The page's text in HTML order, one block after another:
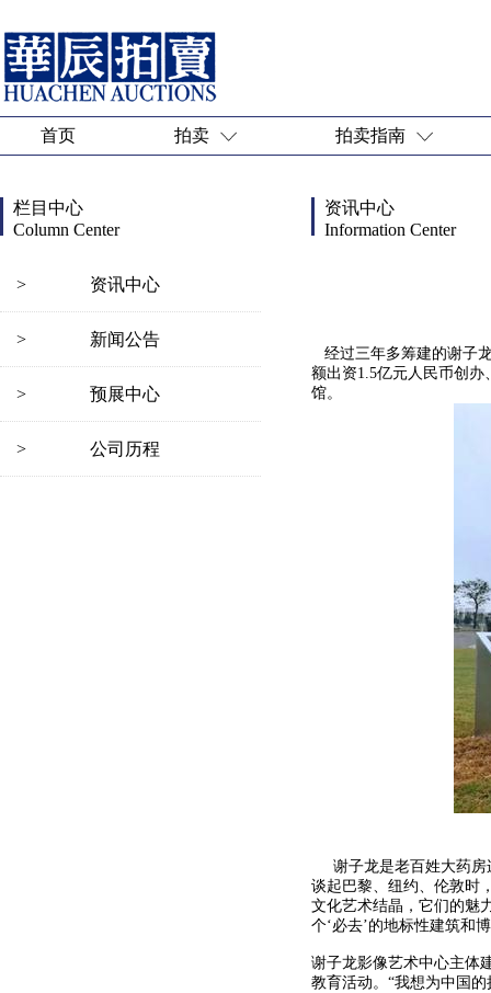
首页 拍卖 拍卖指南
栏目中心
Column Center
> 资讯中心
> 新闻公告
> 预展中心
> 公司历程
资讯中心
Information Center
经过三年多筹建的谢子
额出资1.5亿元人民币创
馆。
谢子龙是老百姓大药房
谈起巴黎、纽约、伦敦时
文化艺术结晶，它们的魅
个‘必去’的地标性建筑和
谢子龙影像艺术中心主体
教育活动。“我想为中国